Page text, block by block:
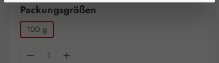
Packungsgrößen
100 g
Produkt Anzahl: Gib den gewünschten